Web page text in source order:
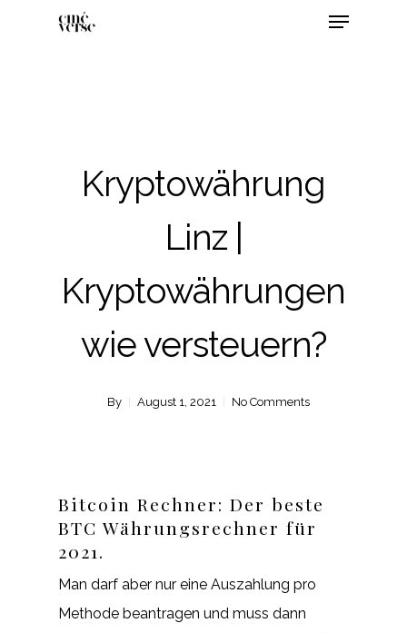
Kryptowährung
Linz |
Kryptowährungen
wie versteuern?
By August 1, 2021 No Comments
Bitcoin Rechner: Der beste
BTC Währungsrechner für
2021.
Man darf aber nur eine Auszahlung pro
Methode beantragen und muss dann